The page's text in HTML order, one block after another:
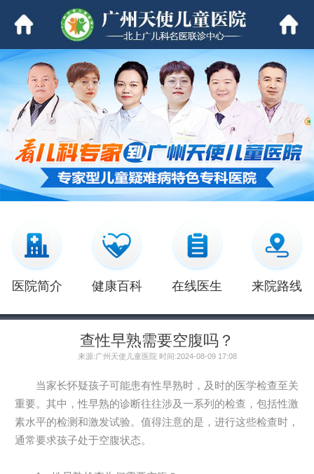
医院简介 健康百科 在线医生 来院路线
查性早熟需要空腹吗？
来源:广州天使儿童医院 时间:2024-08-09 17:08
当家长怀疑孩子可能患有性早熟时，及时的医学检查至关
重要。其中，性早熟的诊断往往涉及一系列的检查，包括性激
素水平的检测和激发试验。值得注意的是，进行这些检查时，
通常要求孩子处于空腹状态。